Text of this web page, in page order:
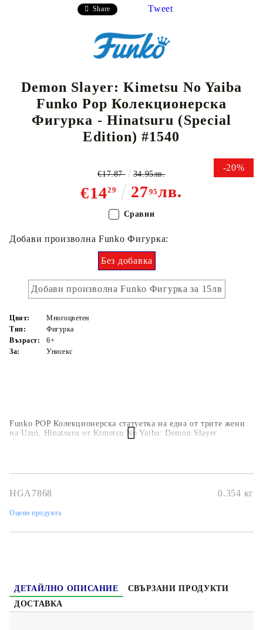
Share Tweet
Demon Slayer: Kimetsu No Yaiba
Funko Pop Колекционерска
Фигурка - Hinatsuru (Special
Edition) #1540
-20%
€1429 2795лв.
€17.87 34.95лв.
Funko POP Колекционерска статуетка на една от трите жени
на Uzui, Hinatsuru от Kimetsu No Yaiba: Demon Slayer
Добави произволна Funko Фигурка:
Без добавка
Добави произволна Funko Фигурка за 15лв
Цвят:
Многоцветен
Тип:
Фигурка
Възраст:
6+
За:
Унисекс
HGA7868 0.354 кг
Оцени продукта
Сравни
ДЕТАЙЛНО ОПИСАНИЕ
СВЪРЗАНИ ПРОДУКТИ
ДОСТАВКА